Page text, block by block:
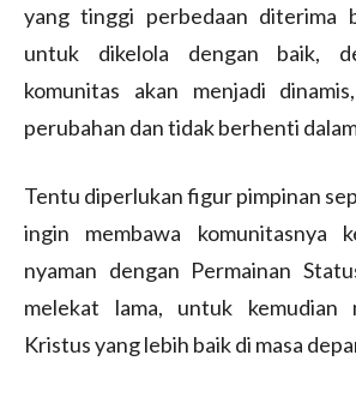
yang tinggi perbedaan diterima
untuk dikelola dengan baik,
komunitas akan menjadi
perubahan dan tidak berhenti
Tentu diperlukan figur pimpinan
ingin membawa komunitasnya
nyaman dengan Permainan
melekat lama, untuk kemudian
Kristus yang lebih baik di masa